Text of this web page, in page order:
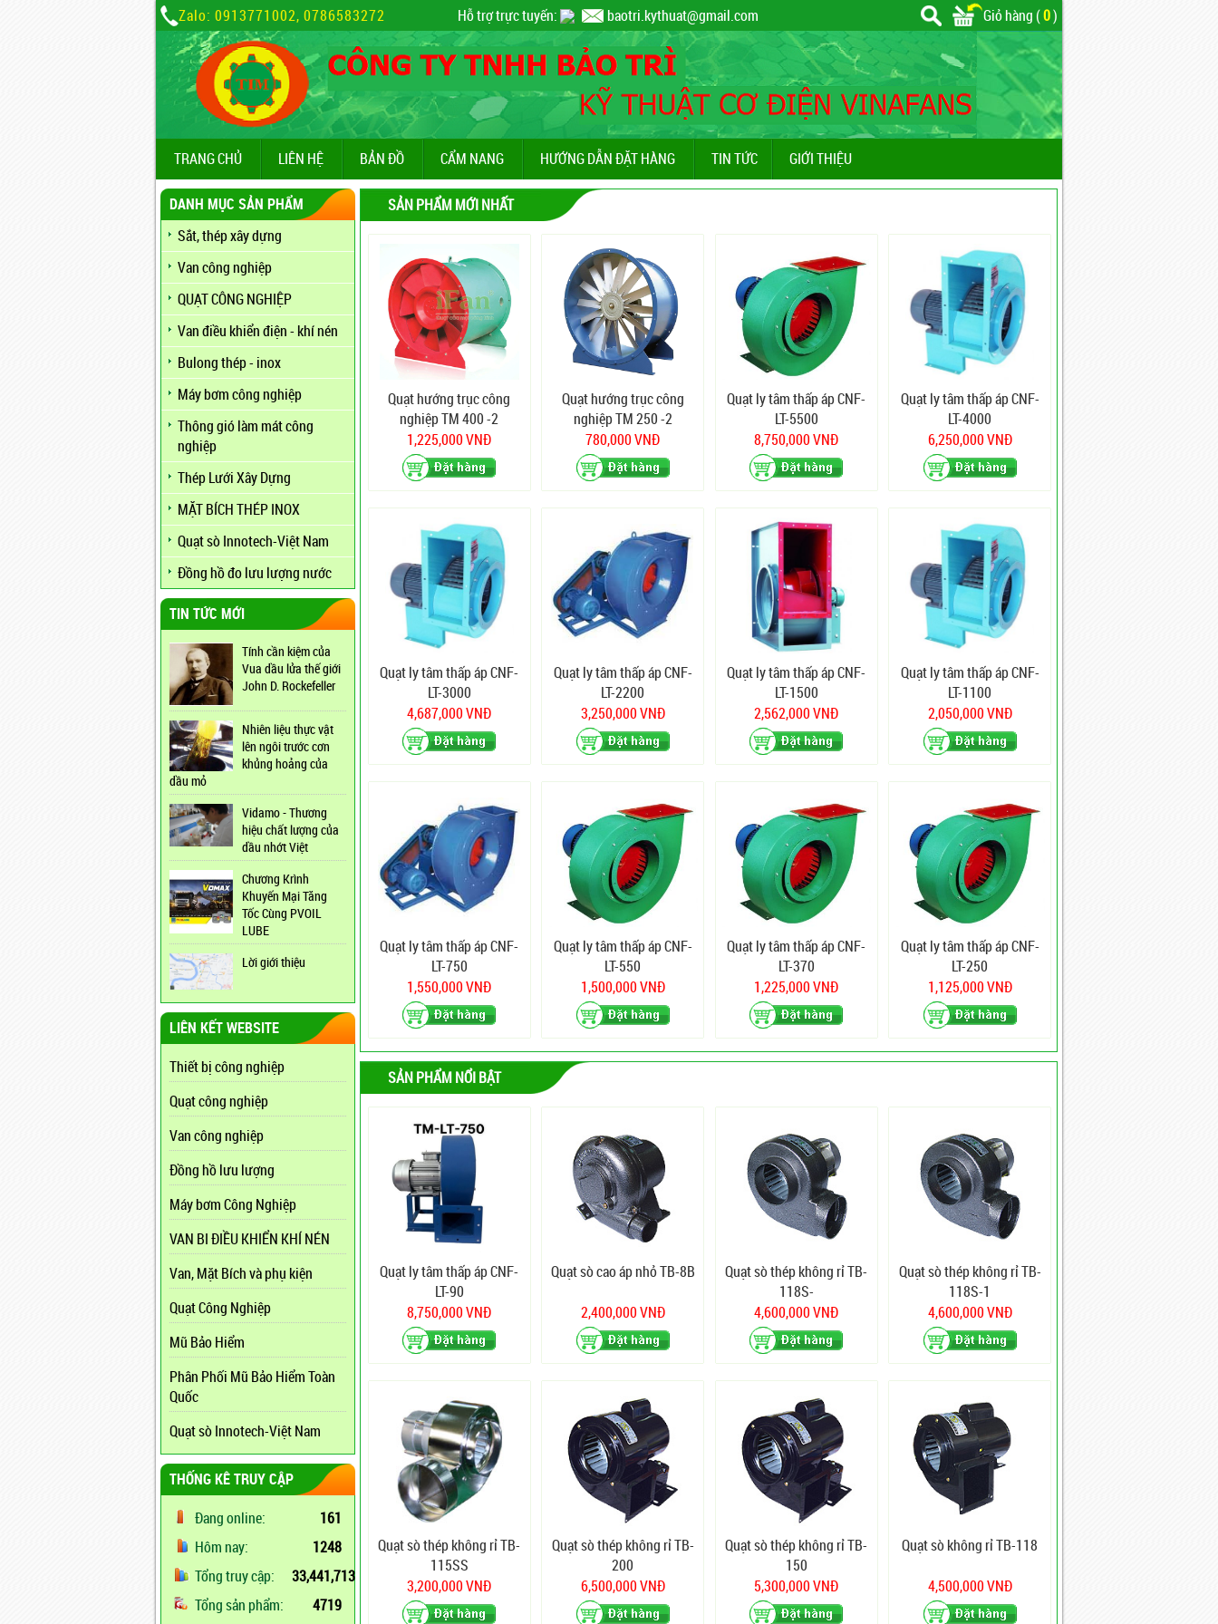
Zalo: 0913771002, 0786583272 Hỗ trợ trực tuyến: baotri.kythuat@gmail.com Giỏ hàng (0)
TRANG CHỦ LIÊN HỆ BẢN ĐỒ CẨM NANG HƯỚNG DẪN ĐẶT HÀNG TIN TỨC GIỚI THIỆU
DANH MỤC SẢN PHẨM
Sắt, thép xây dựng
Van công nghiệp
QUẠT CÔNG NGHIỆP
Van điều khiển điện - khí nén
Bulong thép - inox
Máy bơm công nghiệp
Thông gió làm mát công
nghiệp
Thép Lưới Xây Dựng
MẶT BÍCH THÉP INOX
Quạt sò Innotech-Việt Nam
Đồng hồ đo lưu lượng nước
TIN TỨC MỚI
Tính cần kiệm của
Vua dầu lửa thế giới
John D. Rockefeller
Nhiên liệu thực vật
lên ngôi trước cơn
khủng hoảng của
dầu mỏ
Vidamo - Thương
hiệu chất lượng của
dầu nhớt Việt
Chương Krình
Khuyến Mại Tăng
Tốc Cùng PVOIL
LUBE
Lời giới thiệu
LIÊN KẾT WEBSITE
Thiết bị công nghiệp
Quạt công nghiệp
Van công nghiệp
Đồng hồ lưu lượng
Máy bơm Công Nghiệp
VAN BI ĐIỀU KHIỂN KHÍ NÉN
Van, Mặt Bích và phụ kiện
Quạt Công Nghiệp
Mũ Bảo Hiểm
Phân Phối Mũ Bảo Hiểm Toàn
Quốc
Quạt sò Innotech-Việt Nam
THỐNG KÊ TRUY CẬP
Đang online:
161
Hôm nay:
1248
Tổng truy cập:
33,441,713
Tổng sản phẩm:
4719
SẢN PHẨM MỚI NHẤT
Quạt hướng trục công
nghiệp TM 400 -2
1,225,000 VNĐ
Quạt hướng trục công
nghiệp TM 250 -2
780,000 VNĐ
Quạt ly tâm thấp áp CNF-
LT-5500
8,750,000 VNĐ
Quạt ly tâm thấp áp CNF-
LT-4000
6,250,000 VNĐ
Quạt ly tâm thấp áp CNF-
LT-3000
4,687,000 VNĐ
Quạt ly tâm thấp áp CNF-
LT-2200
3,250,000 VNĐ
Quạt ly tâm thấp áp CNF-
LT-1500
2,562,000 VNĐ
Quạt ly tâm thấp áp CNF-
LT-1100
2,050,000 VNĐ
Quạt ly tâm thấp áp CNF-
LT-750
1,550,000 VNĐ
Quạt ly tâm thấp áp CNF-
LT-550
1,500,000 VNĐ
Quạt ly tâm thấp áp CNF-
LT-370
1,225,000 VNĐ
Quạt ly tâm thấp áp CNF-
LT-250
1,125,000 VNĐ
SẢN PHẨM NỔI BẬT
Quạt ly tâm thấp áp CNF-
LT-90
8,750,000 VNĐ
Quạt sò cao áp nhỏ TB-8B
2,400,000 VNĐ
Quạt sò thép không rỉ TB-
118S-
4,600,000 VNĐ
Quạt sò thép không rỉ TB-
118S-1
4,600,000 VNĐ
Quạt sò thép không rỉ TB-
115SS
3,200,000 VNĐ
Quạt sò thép không rỉ TB-
200
6,500,000 VNĐ
Quạt sò thép không rỉ TB-
150
5,300,000 VNĐ
Quạt sò không rỉ TB-118
4,500,000 VNĐ